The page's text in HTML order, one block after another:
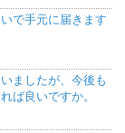
で手元に届きます
ましたが、今後も
ば良いですか。